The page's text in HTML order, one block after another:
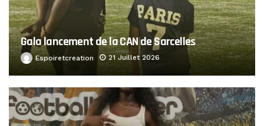
Gala lancement de la CAN de Sarcelles
Espoiretcreation 21 Juillet 2026